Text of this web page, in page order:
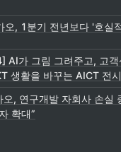
오, 1분기 전년보다 '호실
AI가 그림 그려주고, 고객
생활을 바꾸는 AICT 전시
오, 연구개발 자회사 손실
확대”